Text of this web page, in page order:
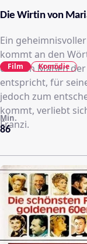
Die Wirtin von
Ein
kommt an den
das den Maßen
entspricht, für
jedoch zum
kommt, verliebt
Franzi.
86
Min.
Film Komödie